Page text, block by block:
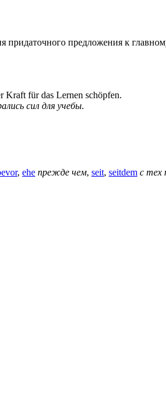
придаточного предложения к
Kraft für das Lernen schöpfen.
сил для учебы.
, ehe прежде чем, seit, seitdem с тех